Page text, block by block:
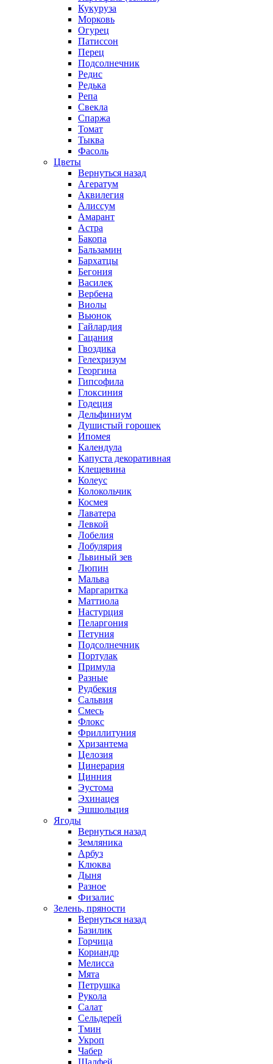
Кукуруза
Морковь
Огурец
Патиссон
Перец
Подсолнечник
Редис
Редька
Репа
Свекла
Спаржа
Томат
Тыква
Фасоль
Цветы
Вернуться назад
Агератум
Аквилегия
Алиссум
Амарант
Астра
Бакопа
Бальзамин
Бархатцы
Бегония
Василек
Вербена
Виолы
Вьюнок
Гайлардия
Гацания
Гвоздика
Гелехризум
Георгина
Гипсофила
Глоксиния
Годеция
Дельфиниум
Душистый горошек
Ипомея
Календула
Капуста декоративная
Клещевина
Колеус
Колокольчик
Космея
Лаватера
Левкой
Лобелия
Лобулярия
Львиный зев
Люпин
Мальва
Маргаритка
Маттиола
Настурция
Пеларгония
Петуния
Подсолнечник
Портулак
Примула
Разные
Рудбекия
Сальвия
Смесь
Флокс
Фриллитуния
Хризантема
Целозия
Цинерария
Цинния
Эустома
Эхинацея
Эшшольция
Ягоды
Вернуться назад
Земляника
Арбуз
Клюква
Дыня
Разное
Физалис
Зелень, пряности
Вернуться назад
Базилик
Горчица
Кориандр
Мелисса
Мята
Петрушка
Рукола
Салат
Сельдерей
Тмин
Укроп
Чабер
Шалфей